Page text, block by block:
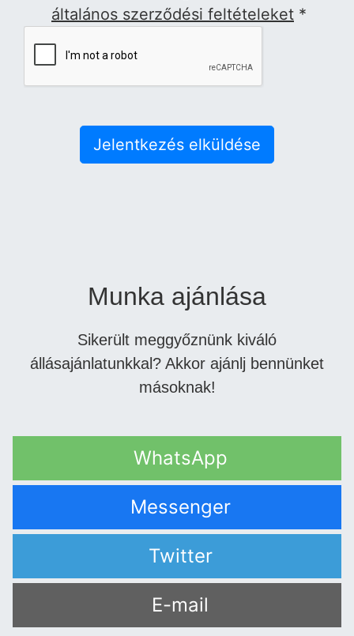
általános szerződési feltételeket *
Jelentkezés elküldése
Munka ajánlása
Sikerült meggyőznünk kiváló
állásajánlatunkkal? Akkor ajánlj bennünket
másoknak!
WhatsApp
Messenger
Twitter
E-mail